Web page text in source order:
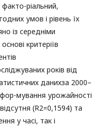
факто-ріальний,
умов і рівень їх
із середніми
критеріїв
років від
данихза 2000–
мування урожайності
(R2=0,1594) та
у часі, так і